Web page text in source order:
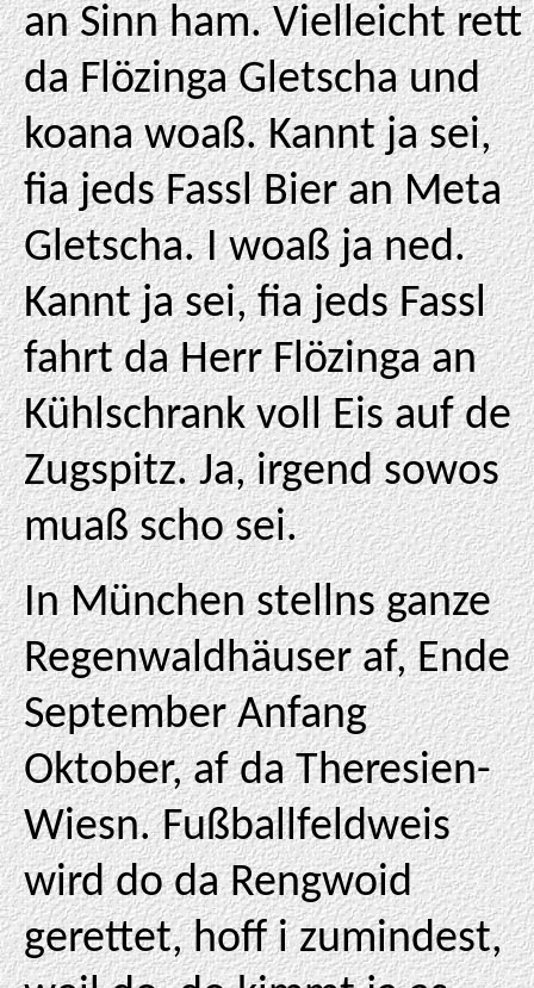
an Sinn ham. Vielleicht rett
da Flözinga Gletscha und
koana woaß. Kannt ja sei,
fia jeds Fassl Bier an Meta
Gletscha. I woaß ja ned.
Kannt ja sei, fia jeds Fassl
fahrt da Herr Flözinga an
Kühlschrank voll Eis auf de
Zugspitz. Ja, irgend sowos
muaß scho sei.
In München stellns ganze
Regenwaldhäuser af, Ende
September Anfang
Oktober, af da Theresien-
Wiesn. Fußballfeldweis
wird do da Rengwoid
gerettet, hoff i zumindest,